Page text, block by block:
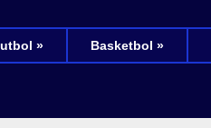
» Basketbol »